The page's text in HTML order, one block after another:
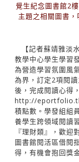
覺生紀念圖書館2
主題之相關圖書，
【記者蘇靖雅淡
教學中心學生學習
為營造學習氛圍風
為界，訂定2項閱
後，完成閱讀心得
http://
積點數。學發組組
養學生跨領域閱讀
『理財類』，歡迎
圖書館閱活區借閱
得，有機會抱回獎金